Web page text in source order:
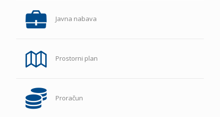
Javna nabava
Prostorni plan
Proračun